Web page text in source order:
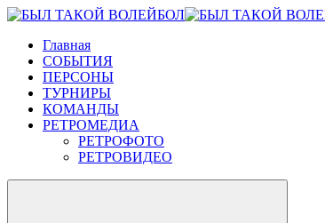
Главная
СОБЫТИЯ
ПЕРСОНЫ
ТУРНИРЫ
КОМАНДЫ
РЕТРОМЕДИА
РЕТРОФОТО
РЕТРОВИДЕО